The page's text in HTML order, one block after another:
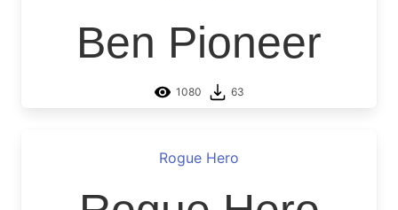
Ben Pioneer
1080 63
Rogue Hero